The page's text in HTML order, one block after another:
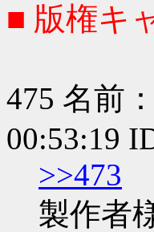
■ 版権キ
475 名前：
00:53:19
>>473
製作者